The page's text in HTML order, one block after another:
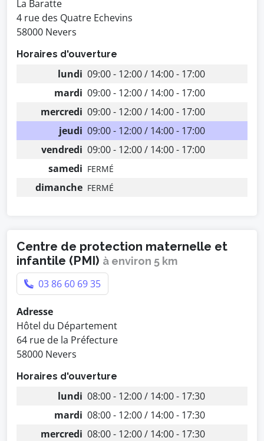
La Baratte
4 rue des Quatre Echevins
58000 Nevers
Horaires d'ouverture
lundi 09:00 - 12:00 / 14:00 - 17:00
mardi 09:00 - 12:00 / 14:00 - 17:00
mercredi 09:00 - 12:00 / 14:00 - 17:00
jeudi 09:00 - 12:00 / 14:00 - 17:00
vendredi 09:00 - 12:00 / 14:00 - 17:00
samedi FERMÉ
dimanche FERMÉ
Centre de protection maternelle et
infantile (PMI) à environ 5 km
03 86 60 69 35
Adresse
Hôtel du Département
64 rue de la Préfecture
58000 Nevers
Horaires d'ouverture
lundi 08:00 - 12:00 / 14:00 - 17:30
mardi 08:00 - 12:00 / 14:00 - 17:30
mercredi 08:00 - 12:00 / 14:00 - 17:30